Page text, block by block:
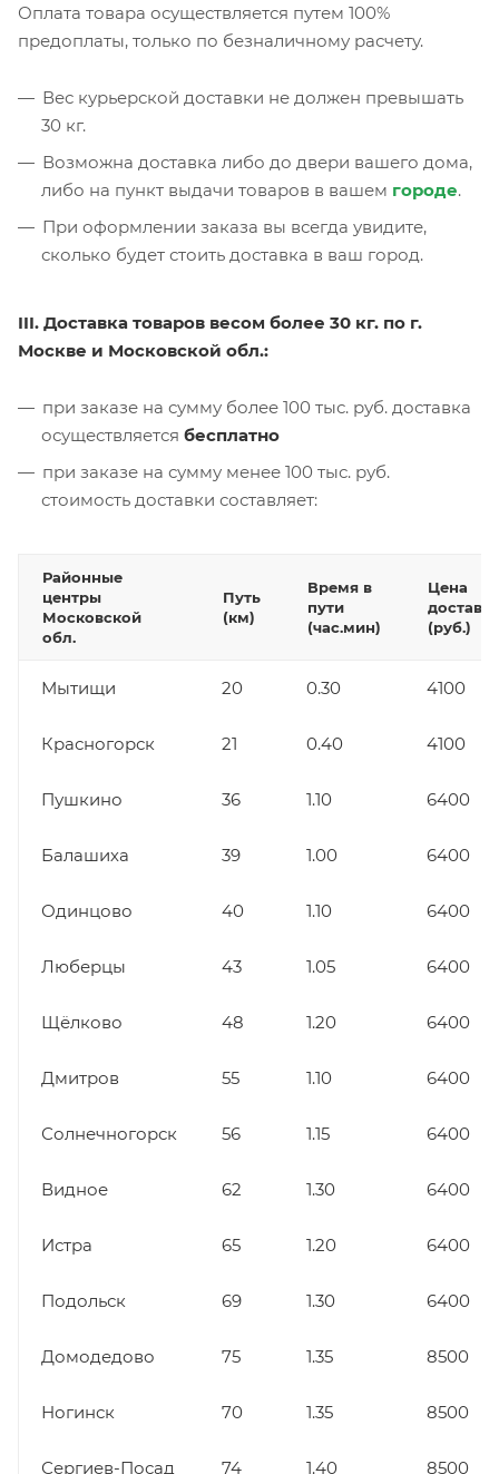
Оплата товара осуществляется путем 100%
предоплаты, только по безналичному расчету.
Вес курьерской доставки не должен превышать
30 кг.
Возможна доставка либо до двери вашего дома,
либо на пункт выдачи товаров в вашем городе.
При оформлении заказа вы всегда увидите,
сколько будет стоить доставка в ваш город.
III. Доставка товаров весом более 30 кг. по г.
Москве и Московской обл.:
при заказе на сумму более 100 тыс. руб. доставка
осуществляется бесплатно
при заказе на сумму менее 100 тыс. руб.
стоимость доставки составляет:
Районные
центры
Московской
обл.
Путь
(км)
Время в
пути
(час.мин)
Цена
(руб.)
Мытищи 20 0.30 4100
Красногорск 21 0.40 4100
Пушкино 36 1.10 6400
Балашиха 39 1.00 6400
Одинцово 40 1.10 6400
Люберцы 43 1.05 6400
Щёлково 48 1.20 6400
Дмитров 55 1.10 6400
Солнечногорск 56 1.15 6400
Видное 62 1.30 6400
Истра 65 1.20 6400
Подольск 69 1.30 6400
Домодедово 75 1.35 8500
Ногинск 70 1.35 8500
Сергиев-Посад 74 1.40 8500